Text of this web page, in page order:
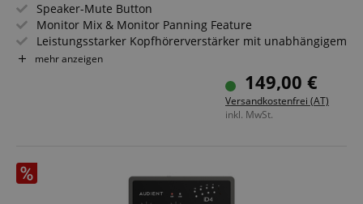
Speaker-Mute Button
Monitor Mix & Monitor Panning Feature
Leistungsstarker Kopfhörerverstärker mit unabhängigem
DAC
mehr anzeigen
149,00 €
Versandkostenfrei (AT)
inkl. MwSt.